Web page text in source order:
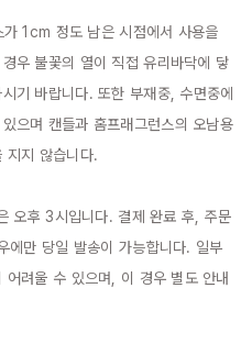
1cm 정도 남은 시점에서 사용을
우 불꽃의 열이 직접 유리바닥에 닿
기 바랍니다. 또한 부재중, 수면중에
으며 캔들과 홈프래그런스의 오남용
지지 않습니다.
오후 3시입니다. 결제 완료 후, 주문
에만 당일 발송이 가능합니다. 일부
려울 수 있으며, 이 경우 별도 안내